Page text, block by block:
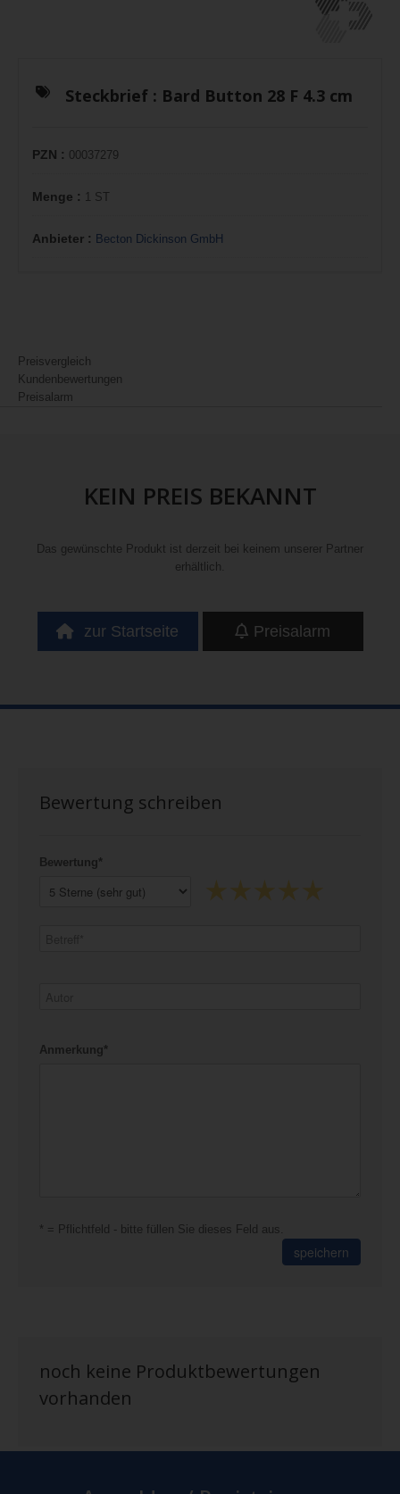
Steckbrief : Bard Button 28 F 4.3 cm
PZN : 00037279
Menge : 1 ST
Anbieter : Becton Dickinson GmbH
Preisvergleich
Kundenbewertungen
Preisalarm
KEIN PREIS BEKANNT
Das gewünschte Produkt ist derzeit bei keinem unserer Partner
erhältlich.
zur Startseite Preisalarm
Bewertung schreiben
Bewertung*
Anmerkung*
* = Pflichtfeld - bitte füllen Sie dieses Feld aus.
speichern
noch keine Produktbewertungen
vorhanden